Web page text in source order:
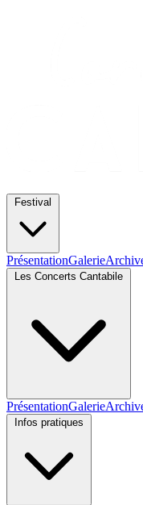
PrésentationGalerie
PrésentationGalerie